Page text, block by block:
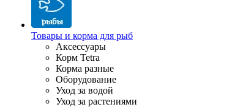
Товары и корма для рыб
Аксессуары
Корм Tetra
Корма разные
Оборудование
Уход за водой
Уход за растениями